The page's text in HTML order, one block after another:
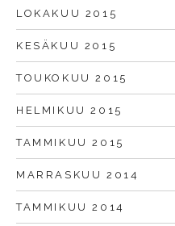
LOKAKUU 2015
KESÄKUU 2015
TOUKOKUU 2015
HELMIKUU 2015
TAMMIKUU 2015
MARRASKUU 2014
TAMMIKUU 2014